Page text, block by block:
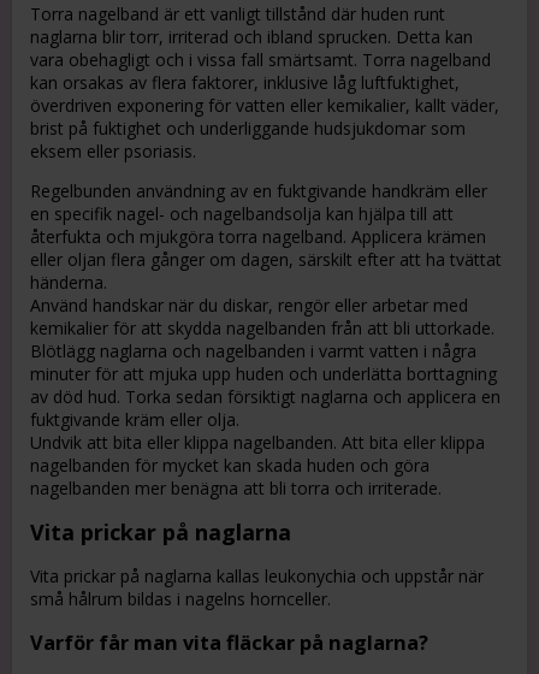
Torra nagelband är ett vanligt tillstånd där huden runt
naglarna blir torr, irriterad och ibland sprucken. Detta kan
vara obehagligt och i vissa fall smärtsamt. Torra nagelband
kan orsakas av flera faktorer, inklusive låg luftfuktighet,
överdriven exponering för vatten eller kemikalier, kallt väder,
brist på fuktighet och underliggande hudsjukdomar som
eksem eller psoriasis.
Regelbunden användning av en fuktgivande handkräm eller
en specifik nagel- och nagelbandsolja kan hjälpa till att
återfukta och mjukgöra torra nagelband. Applicera krämen
eller oljan flera gånger om dagen, särskilt efter att ha tvättat
händerna.
Använd handskar när du diskar, rengör eller arbetar med
kemikalier för att skydda nagelbanden från att bli uttorkade.
Blötlägg naglarna och nagelbanden i varmt vatten i några
minuter för att mjuka upp huden och underlätta borttagning
av död hud. Torka sedan försiktigt naglarna och applicera en
fuktgivande kräm eller olja.
Undvik att bita eller klippa nagelbanden. Att bita eller klippa
nagelbanden för mycket kan skada huden och göra
nagelbanden mer benägna att bli torra och irriterade.
Vita prickar på naglarna
Vita prickar på naglarna kallas leukonychia och uppstår när
små hålrum bildas i nagelns hornceller.
Varför får man vita fläckar på naglarna?